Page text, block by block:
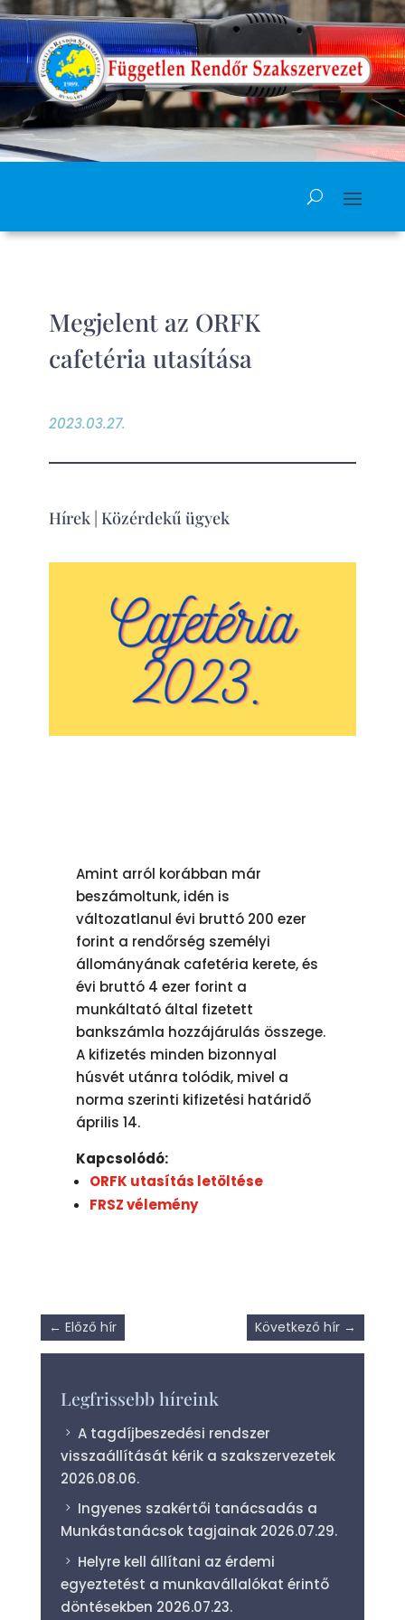
Megjelent az ORFK
cafetéria utasítása
2023.03.27.
Hírek| Közérdekű ügyek
Amint arról korábban már
beszámoltunk, idén is
változatlanul évi bruttó 200 ezer
forint a rendőrség személyi
állományának cafetéria kerete, és
évi bruttó 4 ezer forint a
munkáltató által fizetett
bankszámla hozzájárulás összege.
A kifizetés minden bizonnyal
húsvét utánra tolódik, mivel a
norma szerinti kifizetési határidő
április 14.
Kapcsolódó:
ORFK utasítás letöltése
FRSZ vélemény
← Előző hír Következő hír →
Legfrissebb híreink
A tagdíjbeszedési rendszer
visszaállítását kérik a szakszervezetek
2026.08.06.
Ingyenes szakértői tanácsadás a
Munkástanácsok tagjainak 2026.07.29.
Helyre kell állítani az érdemi
egyeztetést a munkavállalókat érintő
döntésekben 2026.07.23.